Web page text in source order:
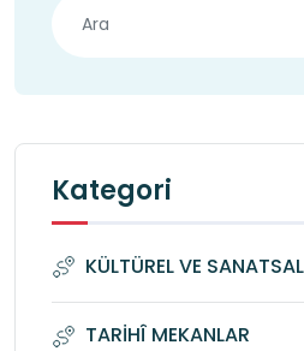
Kategori
KÜLTÜREL VE
TARİHÎ MEKANLAR